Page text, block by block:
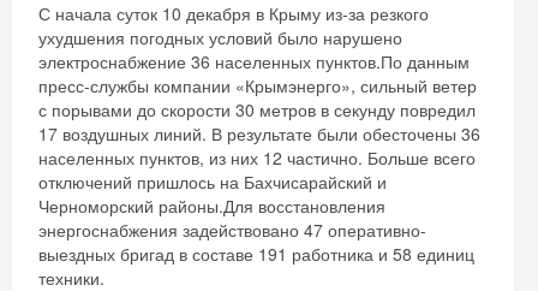
С начала суток 10 декабря в Крыму из-за резкого
ухудшения погодных условий было нарушено
электроснабжение 36 населенных пунктов.По данным
пресс-службы компании «Крымэнерго», сильный ветер
с порывами до скорости 30 метров в секунду повредил
17 воздушных линий. В результате были обесточены 36
населенных пунктов, из них 12 частично. Больше всего
отключений пришлось на Бахчисарайский и
Черноморский районы.Для восстановления
энергоснабжения задействовано 47 оперативно-
выездных бригад в составе 191 работника и 58 единиц
техники.